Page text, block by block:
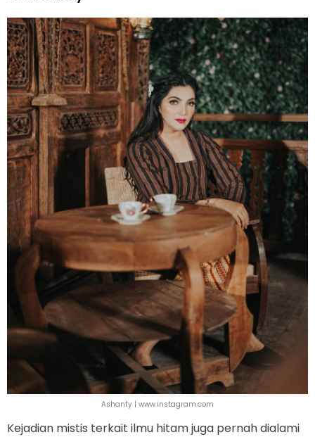
Ashanty | www.instagram.com
Kejadian mistis terkait ilmu hitam juga pernah dialami